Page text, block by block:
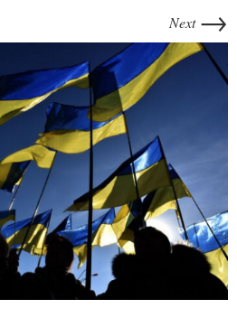
Next →